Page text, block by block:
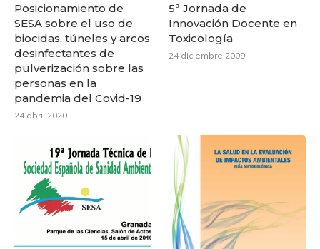
Posicionamiento de
SESA sobre el uso de
biocidas, túneles y arcos
desinfectantes de
pulverización sobre las
personas en la
pandemia del Covid-19
24 abril 2020
5ª Jornada de
Innovación Docente en
Toxicología
24 diciembre 2009